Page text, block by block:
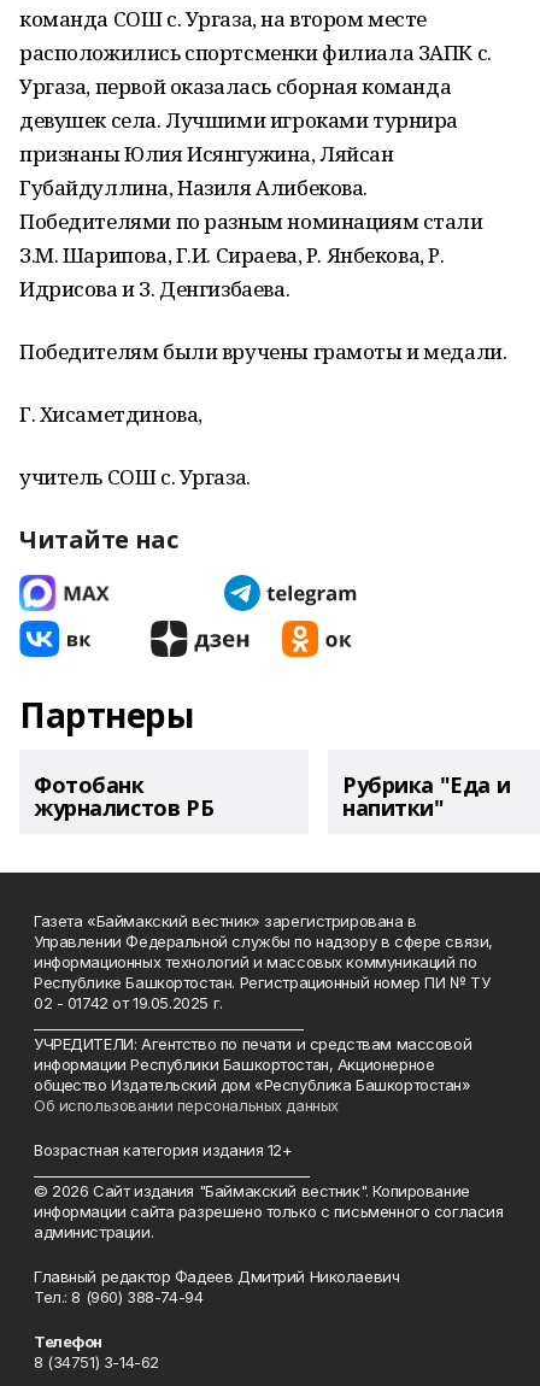
команда СОШ с. Ургаза, на втором месте
расположились спортсменки филиала ЗАПК с.
Ургаза, первой оказалась сборная команда
девушек села. Лучшими игроками турнира
признаны Юлия Исянгужина, Ляйсан
Губайдуллина, Назиля Алибекова.
Победителями по разным номинациям стали
З.М. Шарипова, Г.И. Сираева, Р. Янбекова, Р.
Идрисова и З. Денгизбаева.
Победителям были вручены грамоты и медали.
Г. Хисаметдинова,
учитель СОШ с. Ургаза.
Читайте нас
Партнеры
Фотобанк
журналистов РБ
Рубрика "Еда и
напитки"
Газета «Баймакский вестник» зарегистрирована в
Управлении Федеральной службы по надзору в сфере связи,
информационных технологий и массовых коммуникаций по
Республике Башкортостан. Регистрационный номер ПИ № ТУ
02 - 01742 от 19.05.2025 г.
УЧРЕДИТЕЛИ: Агентство по печати и средствам массовой
информации Республики Башкортостан, Акционерное
общество Издательский дом «Республика Башкортостан»
Об использовании персональных данных
Возрастная категория издания 12+
© 2026 Сайт издания "Баймакский вестник". Копирование
информации сайта разрешено только с письменного согласия
администрации.
Главный редактор Фадеев Дмитрий Николаевич
Тел.: 8 (960) 388-74-94
Телефон
8 (34751) 3-14-62